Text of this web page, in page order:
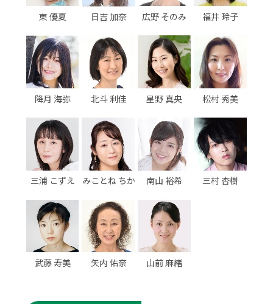
東 優夏 日吉 加奈 広野 そのみ 福井 玲子
降月 海弥 北斗 利佳 星野 真央 松村 秀美
三浦 こずえ みことね ちか 南山 裕希 三村 杏樹
武藤 寿美 矢内 佑奈 山前 麻緒